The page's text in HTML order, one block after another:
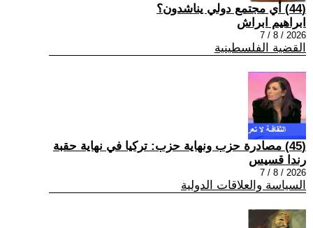
(44) أي مجتمع دولي يناشدون؟
ابراهيم ابراش
2026 / 8 / 7
القضية الفلسطينية
(45) مصادرة حزب ونهاية حزب: تركيا في نهاية حقبة
رندا قسيس
2026 / 8 / 7
السياسة والعلاقات الدولية